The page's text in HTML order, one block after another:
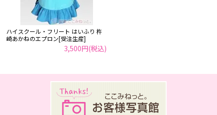
ハイスクール・フリート はいふり 杵
崎あかねのエプロン[受注生産]
3,500円(税込)